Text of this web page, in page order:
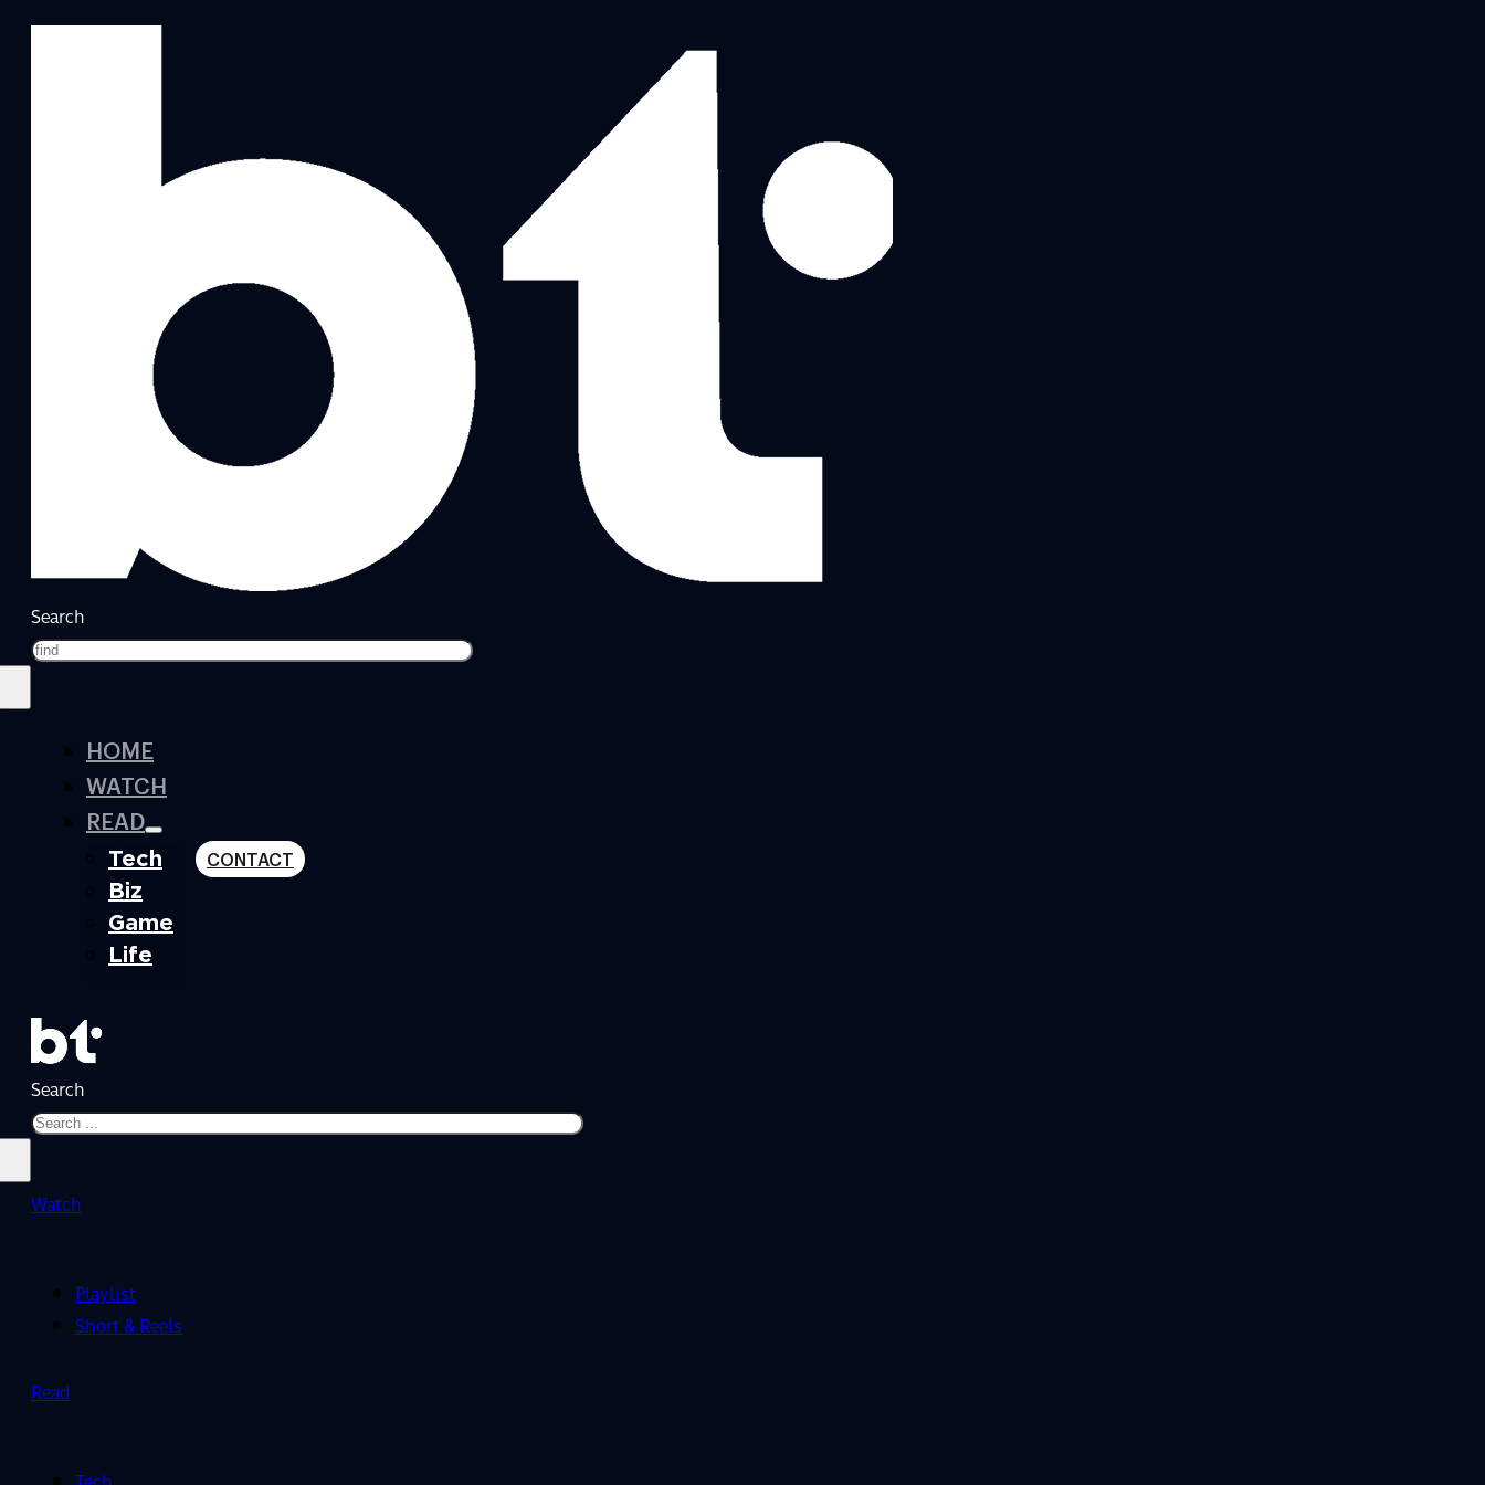
Search
HOME
WATCH
READ
Tech
Biz
Game
Life
CONTACT
Search
Watch
Playlist
Short & Reels
Read